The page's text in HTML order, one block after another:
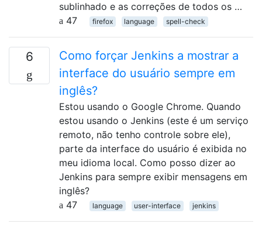
sublinhado e as correções de todos os …
47
firefox language spell-check
6
Como forçar Jenkins a mostrar a
interface do usuário sempre em
inglês?
Estou usando o Google Chrome. Quando
estou usando o Jenkins (este é um serviço
remoto, não tenho controle sobre ele),
parte da interface do usuário é exibida no
meu idioma local. Como posso dizer ao
Jenkins para sempre exibir mensagens em
inglês?
47
language user-interface jenkins